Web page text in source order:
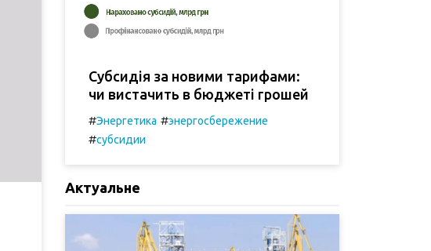
Субсидія за новими тарифами:
чи вистачить в бюджеті грошей
#Энергетика #энергосбережение
#субсидии
Актуальне